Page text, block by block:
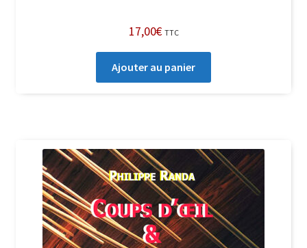
17,00€ TTC
Ajouter au panier